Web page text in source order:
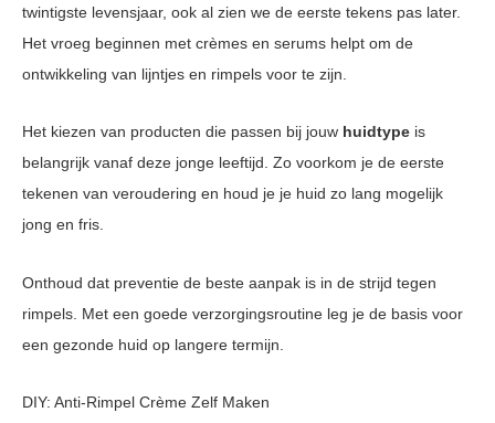
twintigste levensjaar, ook al zien we de eerste tekens pas later.
Het vroeg beginnen met crèmes en serums helpt om de
ontwikkeling van lijntjes en rimpels voor te zijn.
Het kiezen van producten die passen bij jouw huidtype is
belangrijk vanaf deze jonge leeftijd. Zo voorkom je de eerste
tekenen van veroudering en houd je je huid zo lang mogelijk
jong en fris.
Onthoud dat preventie de beste aanpak is in de strijd tegen
rimpels. Met een goede verzorgingsroutine leg je de basis voor
een gezonde huid op langere termijn.
DIY: Anti-Rimpel Crème Zelf Maken